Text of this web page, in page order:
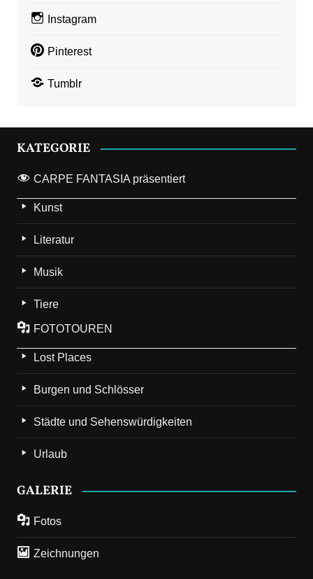
Instagram
Pinterest
Tumblr
KATEGORIE
CARPE FANTASIA präsentiert
Kunst
Literatur
Musik
Tiere
FOTOTOUREN
Lost Places
Burgen und Schlösser
Städte und Sehenswürdigkeiten
Urlaub
GALERIE
Fotos
Zeichnungen